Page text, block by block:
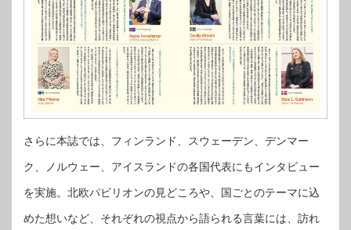
さらに本誌では、フィンランド、スウェーデン、デンマー
ク、ノルウェー、アイスランドの各国代表にもインタビュー
を実施。北欧パビリオンの見どころや、国ごとのテーマに込
めた想いなど、それぞれの視点から語られる言葉には、訪れ